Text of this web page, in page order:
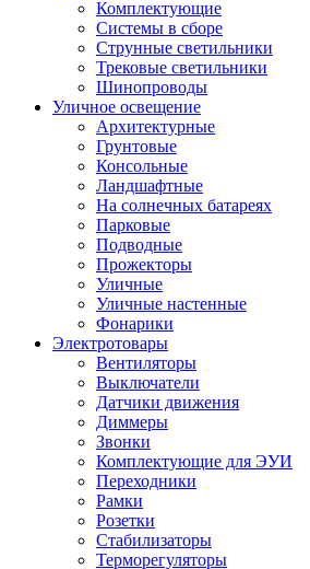
Комплектующие
Системы в сборе
Струнные светильники
Трековые светильники
Шинопроводы
Уличное освещение
Архитектурные
Грунтовые
Консольные
Ландшафтные
На солнечных батареях
Парковые
Подводные
Прожекторы
Уличные
Уличные настенные
Фонарики
Электротовары
Вентиляторы
Выключатели
Датчики движения
Диммеры
Звонки
Комплектующие для ЭУИ
Переходники
Рамки
Розетки
Стабилизаторы
Терморегуляторы